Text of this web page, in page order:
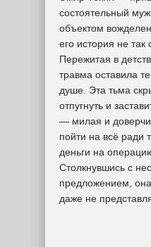
состоятельный
объектом
его история не так
Пережитая в
травма оставила
душе. Эта тьма
отпугнуть и
— милая и
пойти на всё ради
деньги на
Столкнувшись с
предложением, она
даже не